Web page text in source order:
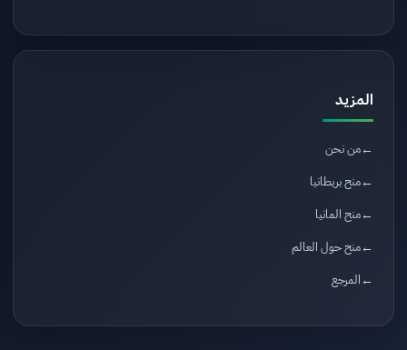
المزيد
من نحن
منح بريطانيا
منح المانيا
منح حول العالم
المرجع